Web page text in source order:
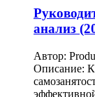
анализ
Автор:
Описание: